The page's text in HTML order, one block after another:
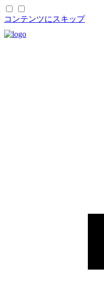
コンテンツにスキップ